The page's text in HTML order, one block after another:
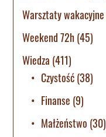
Warsztaty wakacyjne
Weekend 72h(45)
Wiedza (411)
Czystość(38)
Finanse (9)
Małżeństwo (30)